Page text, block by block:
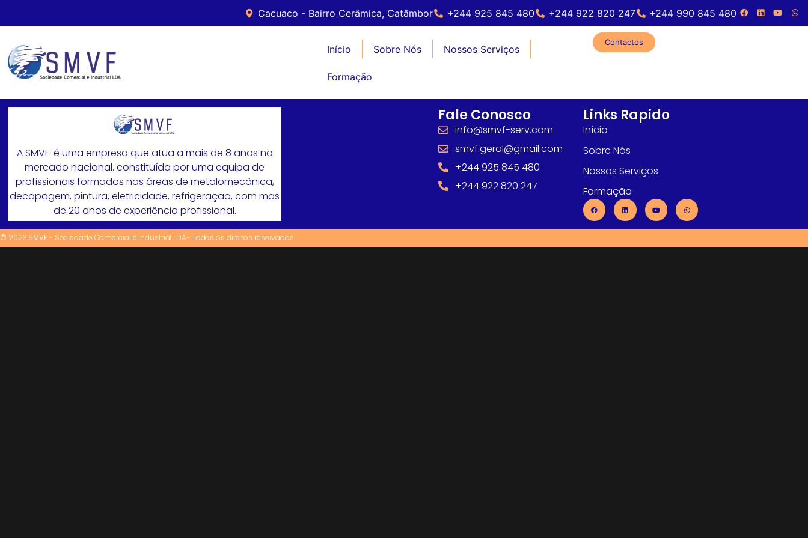
Cacuaco - Bairro Cerâmica, Catâmbor +244 925 845 480 +244 922 820 247 +244 990 845 480
Contactos
Início Sobre Nós Nossos Serviços
Formação
A SMVF: é uma empresa que atua a mais de 8 anos no
mercado nacional. constituída por uma equipa de
profissionais formados nas áreas de metalomecânica,
decapagem, pintura, eletricidade, refrigeração, com mas
de 20 anos de experiência profissional.
Fale Conosco
info@smvf-serv.com
smvf.geral@gmail.com
+244 925 845 480
+244 922 820 247
Links Rapido
Início
Sobre Nós
Nossos Serviços
Formação
© 2023 SMVF - Sociedade Comercial e Industrial LDA- Todos os direitos reservados